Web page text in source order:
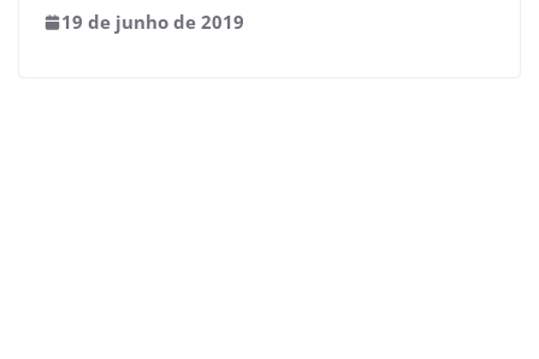
19 de junho de 2019